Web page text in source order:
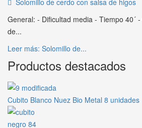
Solomillo de cerdo con salsa de higos
General: - Dificultad media - Tiempo 40´
de...
Leer más: Solomillo de...
Productos destacados
Cubito Blanco Nuez Bio Metal 8 unidades